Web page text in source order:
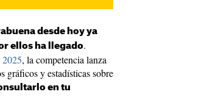
desde hoy ya
ellos ha llegado.
, la competencia lanza
gráficos y estadísticas sobre
en tu